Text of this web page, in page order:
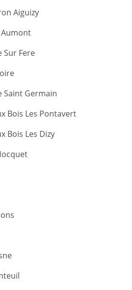
Aiguizy
Sur Fere
Saint Germain
Bois Les Pontavert
Bois Les Dizy